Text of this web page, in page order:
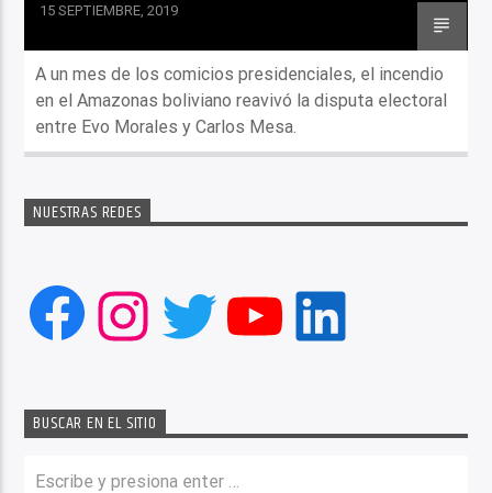
15 SEPTIEMBRE, 2019
A un mes de los comicios presidenciales, el incendio
en el Amazonas boliviano reavivó la disputa electoral
entre Evo Morales y Carlos Mesa.
NUESTRAS REDES
Facebook
Instagram
Twitter
YouTube
LinkedIn
BUSCAR EN EL SITIO